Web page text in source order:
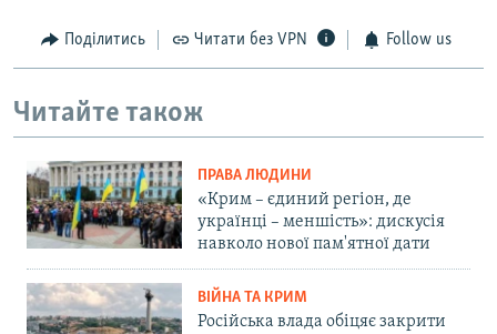
Поділитись Читати без VPN Follow us
Читайте також
ПРАВА ЛЮДИНИ
«Крим – єдиний регіон, де
українці – меншість»: дискусія
навколо нової пам'ятної дати
ВІЙНА ТА КРИМ
Російська влада обіцяє закрити